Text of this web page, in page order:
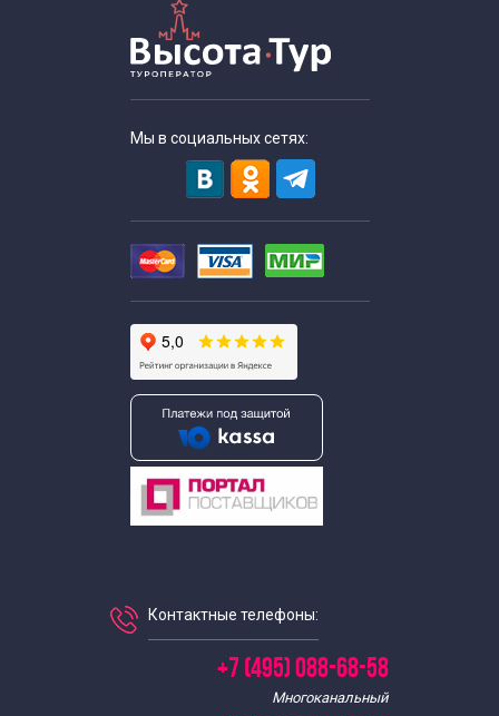
Мы в социальных сетях:
Контактные телефоны:
+7 (495) 088-68-58
Многоканальный